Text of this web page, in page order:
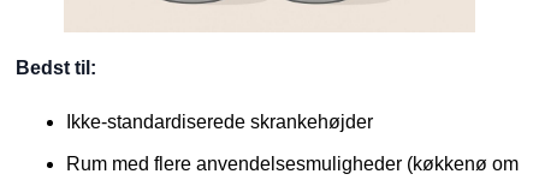
Bedst til:
Ikke-standardiserede skrankehøjder
Rum med flere anvendelsesmuligheder (køkkenø om